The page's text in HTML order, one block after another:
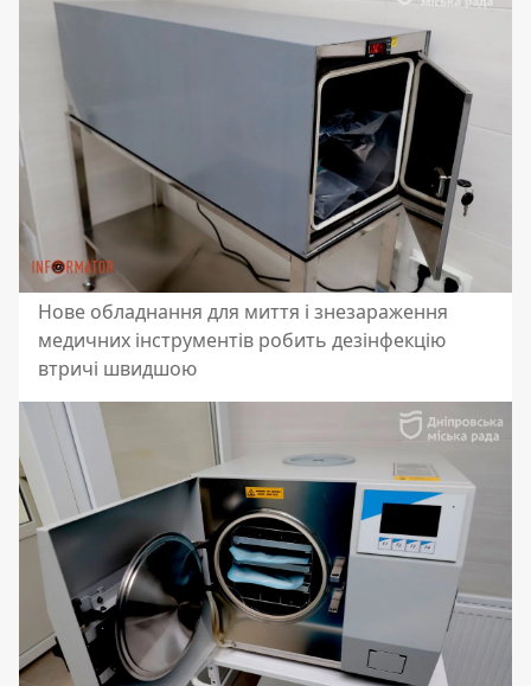
Нове обладнання для миття і знезараження
медичних інструментів робить дезінфекцію
втричі швидшою